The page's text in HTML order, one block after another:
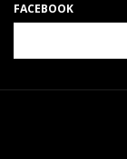
FACEBOOK